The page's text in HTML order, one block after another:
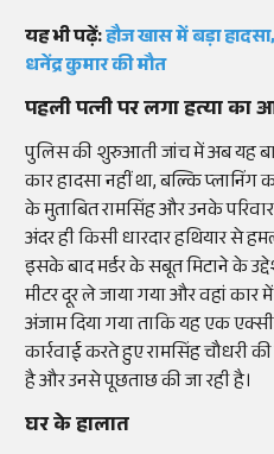
यह भी पढ़ें:हौज खास में बड़ा
धनेंद्र कुमार की मौत
पहली पत्नी पर लगा हत्या का
पुलिस की शुरुआती जांच में अब यह
कार हादसा नहीं था, बल्कि
के मुताबित रामसिंह और उनके
अंदर ही किसी धारदार हथियार से
इसके बाद मर्डर के सबूत मिटाने के
मीटर दूर ले जाया गया और वहां
अंजाम दिया गया ताकि यह एक
कार्रवाई करते हुए रामसिंह चौधरी
है और उनसे पूछताछ की जा रही है।
घर के हालात